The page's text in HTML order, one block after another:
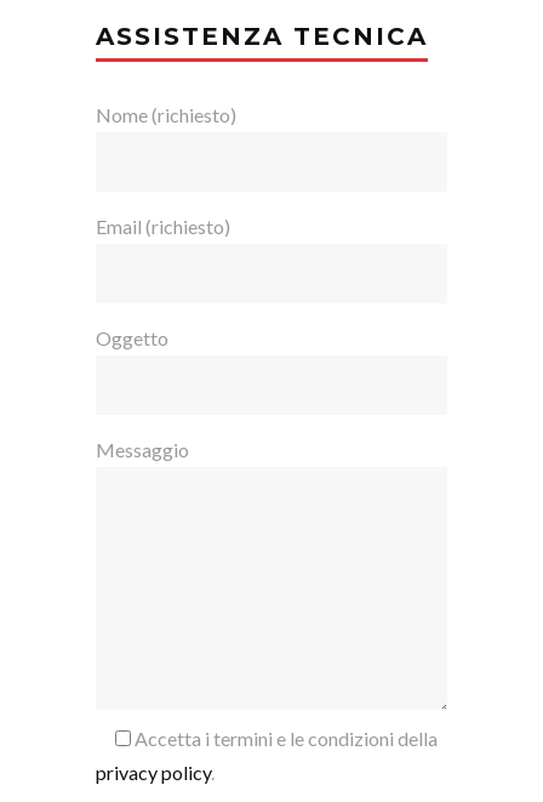
ASSISTENZA TECNICA
Nome (richiesto)
Email (richiesto)
Oggetto
Messaggio
Accetta i termini e le condizioni della
privacy policy.